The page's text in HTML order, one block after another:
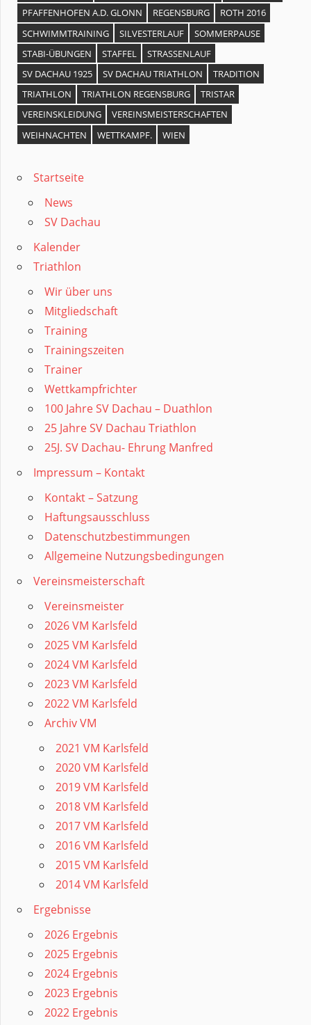
PFAFFENHOFEN A.D. GLONN
REGENSBURG
ROTH 2016
SCHWIMMTRAINING
SILVESTERLAUF
SOMMERPAUSE
STABI-ÜBUNGEN
STAFFEL
STRASSENLAUF
SV DACHAU 1925
SV DACHAU TRIATHLON
TRADITION
TRIATHLON
TRIATHLON REGENSBURG
TRISTAR
VEREINSKLEIDUNG
VEREINSMEISTERSCHAFTEN
WEIHNACHTEN
WETTKAMPF. WIEN
Startseite
News
SV Dachau
Kalender
Triathlon
Wir über uns
Mitgliedschaft
Training
Trainingszeiten
Trainer
Wettkampfrichter
100 Jahre SV Dachau – Duathlon
25 Jahre SV Dachau Triathlon
25J. SV Dachau- Ehrung Manfred
Impressum – Kontakt
Kontakt – Satzung
Haftungsausschluss
Datenschutzbestimmungen
Allgemeine Nutzungsbedingungen
Vereinsmeisterschaft
Vereinsmeister
2026 VM Karlsfeld
2025 VM Karlsfeld
2024 VM Karlsfeld
2023 VM Karlsfeld
2022 VM Karlsfeld
Archiv VM
2021 VM Karlsfeld
2020 VM Karlsfeld
2019 VM Karlsfeld
2018 VM Karlsfeld
2017 VM Karlsfeld
2016 VM Karlsfeld
2015 VM Karlsfeld
2014 VM Karlsfeld
Ergebnisse
2026 Ergebnis
2025 Ergebnis
2024 Ergebnis
2023 Ergebnis
2022 Ergebnis